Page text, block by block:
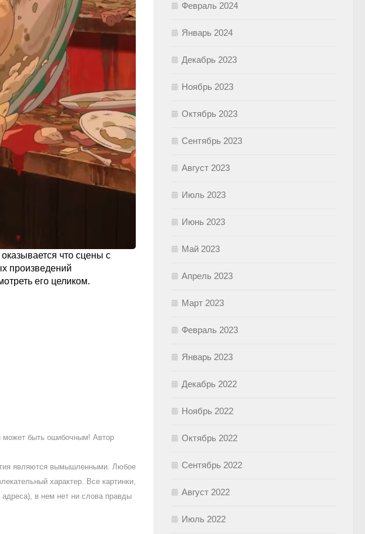
что сцены с
произведений
его целиком.
может быть ошибочным! Автор
являются вымышленными. Любое
характер. Все картинки,
в нем нет ни слова правды
Февраль 2024
Январь 2024
Декабрь 2023
Ноябрь 2023
Октябрь 2023
Сентябрь 2023
Август 2023
Июль 2023
Июнь 2023
Май 2023
Апрель 2023
Март 2023
Февраль 2023
Январь 2023
Декабрь 2022
Ноябрь 2022
Октябрь 2022
Сентябрь 2022
Август 2022
Июль 2022